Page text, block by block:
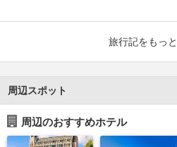
旅行記をもっ
周辺スポット
周辺のおすすめホテル